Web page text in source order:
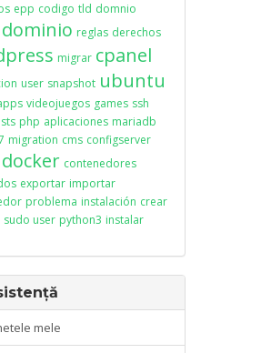
epp codigo tld domnio
dominio reglas derechos
migrar cpanel
user snapshot ubuntu
videojuegos games ssh
php aplicaciones mariadb
migration cms configserver
docker contenedores
exportar importar
problema instalación crear
sudo user python3 instalar
mele